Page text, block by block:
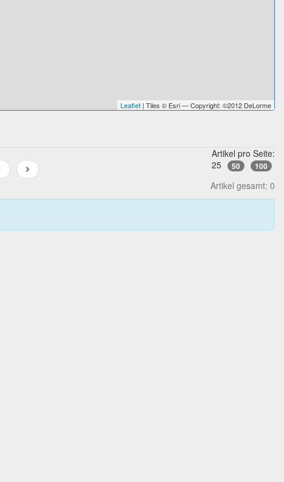
Leaflet | Tiles © Esri — Copyright: ©2012 DeLorme
Artikel pro Seite:
25
50 100
Artikel gesamt: 0